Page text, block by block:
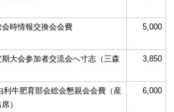
時情報交換会会費 5,000
大会参加者交流会へ寸志（三森
3,850
利牛肥育部会総会懇親会会費（産
）
6,000